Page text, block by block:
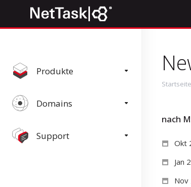
Produkte
Domains
Support
Startseite
nach
Okt
Jan
Nov